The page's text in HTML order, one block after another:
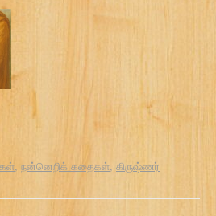
நன்னெறிக் கதைகள் கிருஷ்ணர்